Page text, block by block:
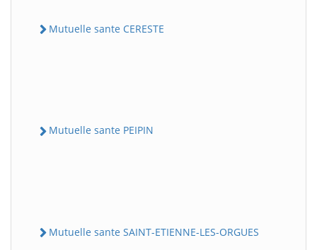
Mutuelle sante CERESTE
Mutuelle sante PEIPIN
Mutuelle sante SAINT-ETIENNE-LES-ORGUES